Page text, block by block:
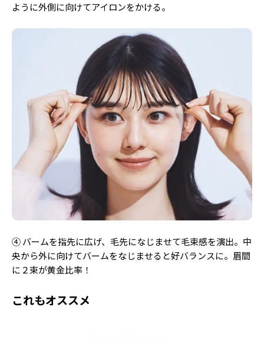
ように外側に向けてアイロンをかける。
④ バームを指先に広げ、毛先になじませて毛束感を演出。中
央から外に向けてバームをなじませると好バランスに。眉間
に２束が黄金比率！
これもオススメ